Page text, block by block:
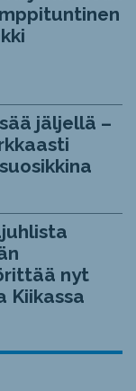
jäljellä –
nyt
Kiikassa